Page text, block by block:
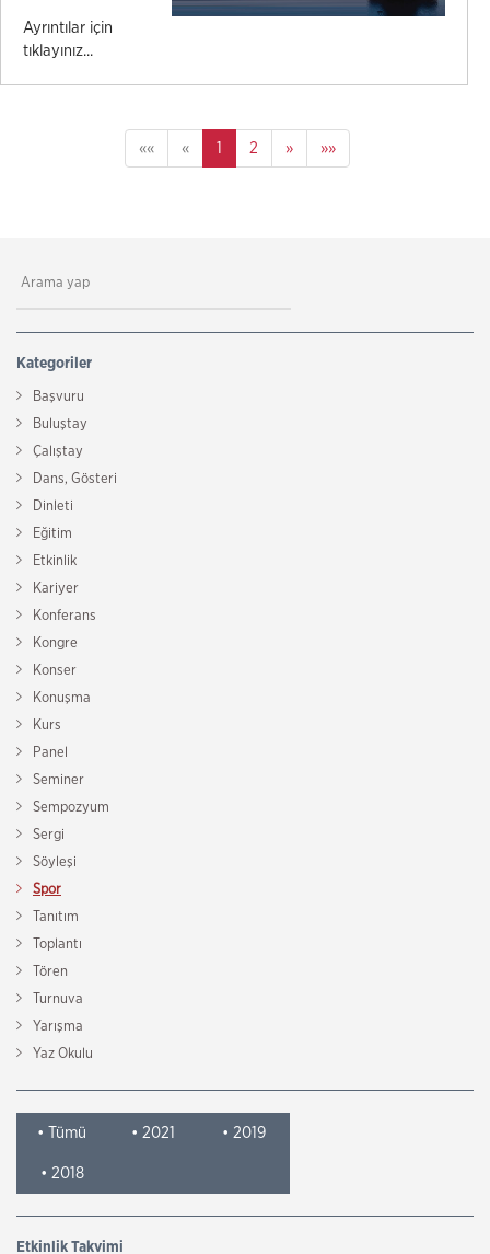
Ayrıntılar için
tıklayınız...
«« « 1 2 » »»
Kategoriler
Başvuru
Buluştay
Çalıştay
Dans, Gösteri
Dinleti
Eğitim
Etkinlik
Kariyer
Konferans
Kongre
Konser
Konuşma
Kurs
Panel
Seminer
Sempozyum
Sergi
Söyleşi
Spor
Tanıtım
Toplantı
Tören
Turnuva
Yarışma
Yaz Okulu
• Tümü • 2021 • 2019
• 2018
Etkinlik Takvimi